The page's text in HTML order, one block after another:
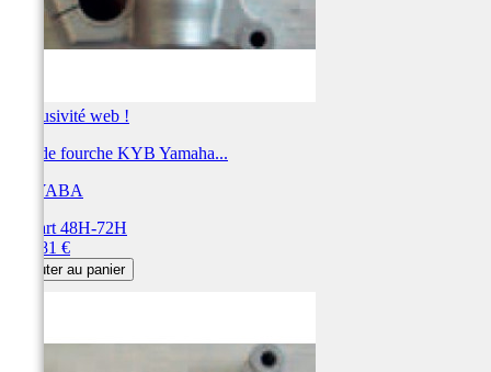
Exclusivité web !
Bas de fourche KYB Yamaha...
KAYABA
Départ 48H-72H
116,81 €
Ajouter au panier